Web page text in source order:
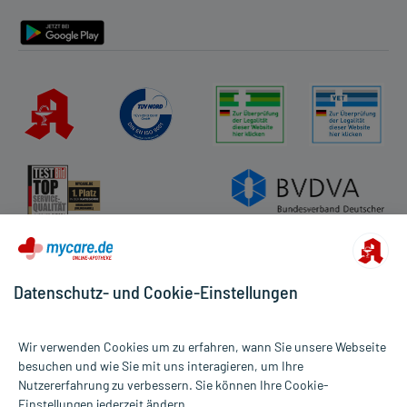
Alle Preise gelten inkl. MwSt., ggf. zzgl. Versandkosten
Datenschutz- und Cookie-Einstellungen
Wir verwenden Cookies um zu erfahren, wann Sie unsere Webseite
besuchen und wie Sie mit uns interagieren, um Ihre
Nutzererfahrung zu verbessern. Sie können Ihre Cookie-
Einstellungen jederzeit ändern.